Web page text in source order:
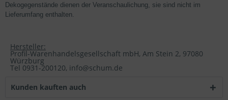
Dekogegenstände dienen der Veranschaulichung, sie sind nicht im
Lieferumfang enthalten.
Hersteller:
Profil-Warenhandelsgesellschaft mbH, Am Stein 2, 97080
Würzburg
Tel 0931-200120, info@schum.de
Kunden kauften auch